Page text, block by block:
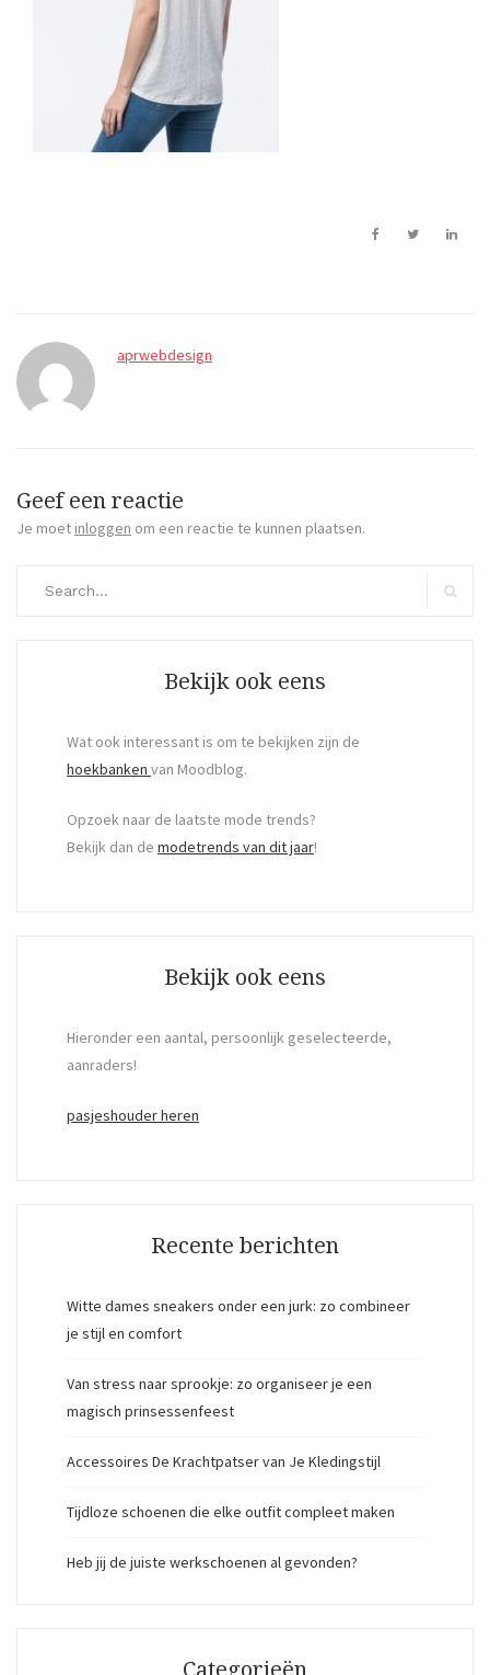
aprwebdesign
Geef een reactie
Je moet inloggen om een reactie te kunnen plaatsen.
Bekijk ook eens
Wat ook interessant is om te bekijken zijn de
hoekbanken van Moodblog.
Opzoek naar de laatste mode trends?
Bekijk dan de modetrends van dit jaar!
Bekijk ook eens
Hieronder een aantal, persoonlijk geselecteerde,
aanraders!
pasjeshouder heren
Recente berichten
Witte dames sneakers onder een jurk: zo combineer
je stijl en comfort
Van stress naar sprookje: zo organiseer je een
magisch prinsessenfeest
Accessoires De Krachtpatser van Je Kledingstijl
Tijdloze schoenen die elke outfit compleet maken
Heb jij de juiste werkschoenen al gevonden?